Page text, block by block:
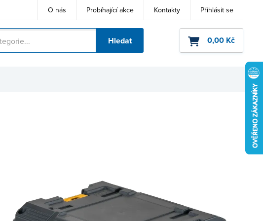
O nás Probíhající akce Kontakty Přihlásit se
Hledat 0,00 Kč